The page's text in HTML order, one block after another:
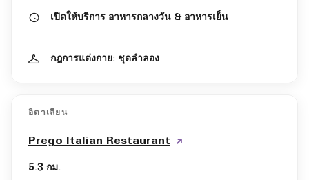
เปิดให้บริการ อาหารกลางวัน & อาหารเย็น
กฎการแต่งกาย: ชุดลำลอง
อิตาเลียน
Prego Italian Restaurant
5.3 กม.